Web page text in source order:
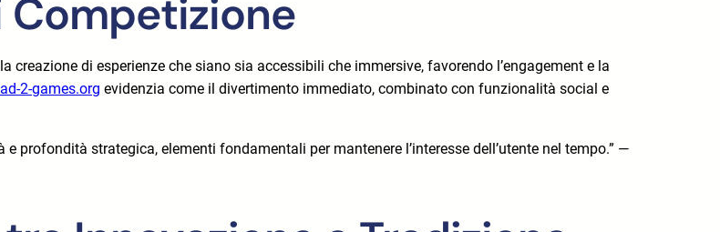
Competizione
di esperienze che siano sia accessibili che immersive, favorendo l’engagement e la
2-games.org evidenzia come il divertimento immediato, combinato con funzionalità social e
profondità strategica, elementi fondamentali per mantenere l’interesse dell’utente nel tempo.” —